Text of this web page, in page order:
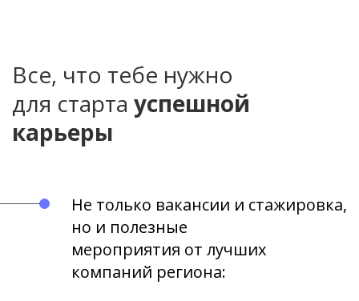
Все, что тебе нужно
для старта успешной
карьеры
Не только вакансии и стажировка,
но и полезные
мероприятия от лучших
компаний региона: